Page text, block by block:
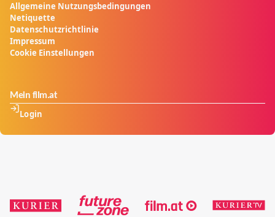
Allgemeine Nutzungsbedingungen
Netiquette
Datenschutzrichtlinie
Impressum
Cookie Einstellungen
Mein film.at
Login